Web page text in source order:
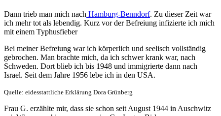
Dann trieb man mich nach Hamburg-Benndorf. Zu dieser Zeit war
ich mehr tot als lebendig. Kurz vor der Befreiung infizierte ich mich
mit einem Typhusfieber
Bei meiner Befreiung war ich körperlich und seelisch vollständig
gebrochen. Man brachte mich, da ich schwer krank war, nach
Schweden. Dort blieb ich bis 1948 und immigrierte dann nach
Israel. Seit dem Jahre 1956 lebe ich in den USA.
Quelle: eidesstattliche Erklärung Dora Grünberg
Frau G. erzählte mir, dass sie schon seit August 1944 in Auschwitz